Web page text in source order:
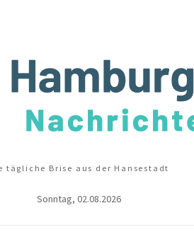
tägliche Brise aus der Hansestadt
Sonntag, 02.08.2026